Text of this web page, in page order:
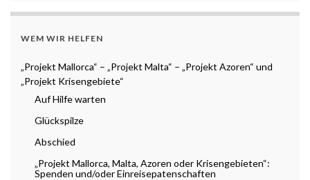
WEM WIR HELFEN
„Projekt Mallorca“ – „Projekt Malta“ – „Projekt Azoren“ und
„Projekt Krisengebiete“
Auf Hilfe warten
Glückspilze
Abschied
„Projekt Mallorca, Malta, Azoren oder Krisengebieten“:
Spenden und/oder Einreisepatenschaften